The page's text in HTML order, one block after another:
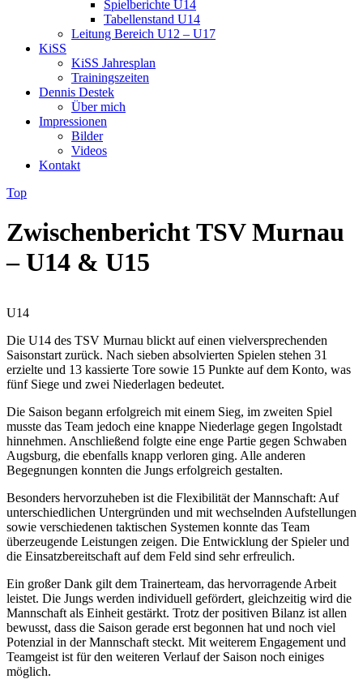
Spielberichte U14
Tabellenstand U14
Leitung Bereich U12 – U17
KiSS
KiSS Jahresplan
Trainingszeiten
Dennis Destek
Über mich
Impressionen
Bilder
Videos
Kontakt
Top
Zwischenbericht TSV Murnau
– U14 & U15
U14
Die U14 des TSV Murnau blickt auf einen vielversprechenden
Saisonstart zurück. Nach sieben absolvierten Spielen stehen 31
erzielte und 13 kassierte Tore sowie 15 Punkte auf dem Konto, was
fünf Siege und zwei Niederlagen bedeutet.
Die Saison begann erfolgreich mit einem Sieg, im zweiten Spiel
musste das Team jedoch eine knappe Niederlage gegen Ingolstadt
hinnehmen. Anschließend folgte eine enge Partie gegen Schwaben
Augsburg, die ebenfalls knapp verloren ging. Alle anderen
Begegnungen konnten die Jungs erfolgreich gestalten.
Besonders hervorzuheben ist die Flexibilität der Mannschaft: Auf
unterschiedlichen Untergründen und mit wechselnden Aufstellungen
sowie verschiedenen taktischen Systemen konnte das Team
überzeugende Leistungen zeigen. Die Entwicklung der Spieler und
die Einsatzbereitschaft auf dem Feld sind sehr erfreulich.
Ein großer Dank gilt dem Trainerteam, das hervorragende Arbeit
leistet. Die Jungs werden individuell gefördert, gleichzeitig wird die
Mannschaft als Einheit gestärkt. Trotz der positiven Bilanz ist allen
bewusst, dass die Saison gerade erst begonnen hat und noch viel
Potenzial in der Mannschaft steckt. Mit weiterem Engagement und
Teamgeist ist für den weiteren Verlauf der Saison noch einiges
möglich.